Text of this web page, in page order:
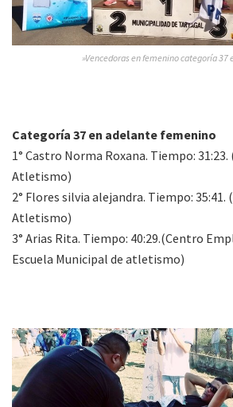
»Vencedoras en femenino categoría 37
Categoría 37 en adelante femenino
1° Castro Norma Roxana. Tiempo: 31:23.
Atletismo)
2° Flores silvia alejandra. Tiempo: 35:41.
Atletismo)
3° Arias Rita. Tiempo: 40:29.(Centro
Escuela Municipal de atletismo)